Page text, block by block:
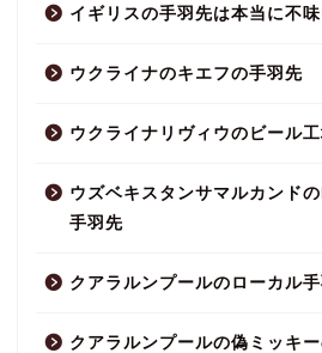
イギリスの手羽先は本当に不味
ウクライナのキエフの手羽先
ウクライナリヴィウのビール
ウズベキスタンサマルカンド
手羽先
クアラルンプールのローカル
クアラルンプールの偽ミッキ